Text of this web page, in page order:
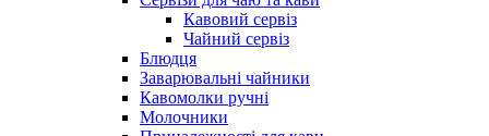
Кавовий сервіз
Чайний сервіз
Блюдця
Заварювальні чайники
Кавомолки ручні
Молочники